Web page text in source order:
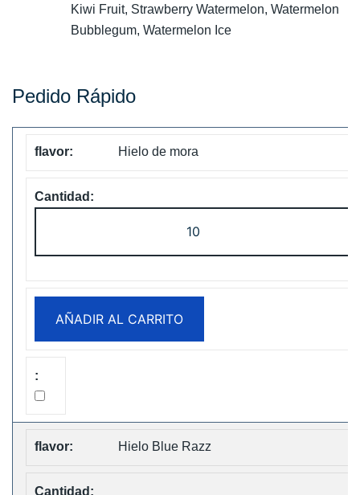
Kiwi Fruit, Strawberry Watermelon, Watermelon
Bubblegum, Watermelon Ice
Pedido Rápido
Hielo de mora
Box
Digital
Vape
AÑADIR AL CARRITO
Hielo Blue Razz